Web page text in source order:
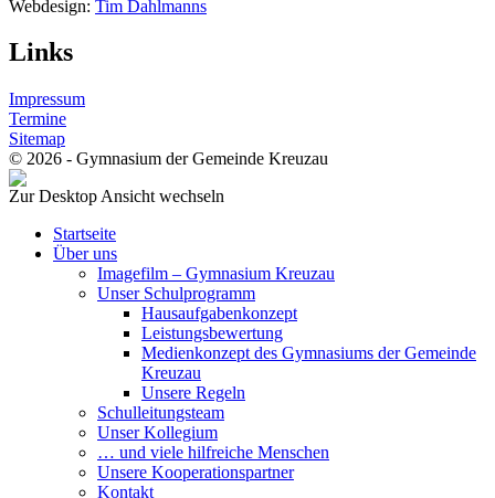
Webdesign: Tim Dahlmanns
Links
Impressum
Termine
Sitemap
© 2026 - Gymnasium der Gemeinde Kreuzau
Zur Desktop Ansicht wechseln
Startseite
Über uns
Imagefilm – Gymnasium Kreuzau
Unser Schulprogramm
Hausaufgabenkonzept
Leistungsbewertung
Medienkonzept des Gymnasiums der Gemeinde
Kreuzau
Unsere Regeln
Schulleitungsteam
Unser Kollegium
… und viele hilfreiche Menschen
Unsere Kooperationspartner
Kontakt